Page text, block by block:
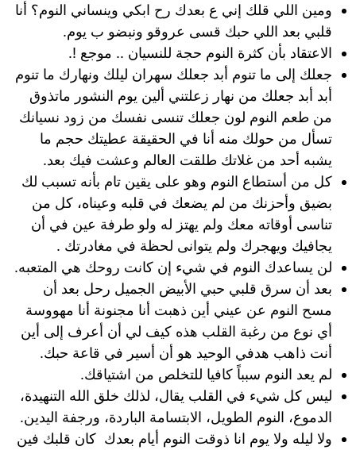
ومين اللي قلك إني ع بعدك رح ابكي وينساني النوم؟ أنا
قلبي بعد اللي حبك قسى عروقو ونبضو ب يوم.
الاعتقاد بأن كثرة النوم حجة للنسيان .. موجع !.
جعلك إلى ما تنوم أبد جعلك سهران ليلك ونهارك ما تنوم
أبد أبد جعلك من نهار زعلتني ألين يوم النشور ماتذوق
من طعم النوم لون جعلك تنسى نفسك من زود نسيانك
تسأل من حولك منه أنا في الحقيقة عطيتك حجم ما
يشبه أحد من غلاتك طلقت العالم وعشت فيك بعد.
كل من أستطاع النوم وهو على يقين تام بأنه تسبب لك
بضيق وأحزنك من لم يضعك في قلبه وعيناه، كل من
تناسى أوقاته معك ولم يهتز له ولو طرفة عين في أن
يجافيك ويهجرك ولم يتوانى لحظة في مغادرتك .
لن يساعدك النوم في شيء إن كانت روحك هي المتعبه.
بعد أن سرق قلبي حبي الأبيض الجميل رحل بعد أن
مسح النوم عن عيني أين ذهبت أنا مجنونة أنا مهووسة
أي نوع من رغبة القلب هذه كيف لي أن أعرف إلى أين
أنت ذاهب هدفي الوحيد هو أن أسير في قاعة حبك.
لم يعد النوم سبباً كافيا للتخلص من اشتياقك.
ليس كل شيء في القلب يقال، لذلك خلق الله التنهيدة،
الدموع، النوم الطويل، الابتسامة الباردة، ورجفة اليدين.
ولا ليله ولا يوم انا ذوقت النوم أيام بعدك كان قلبك فين